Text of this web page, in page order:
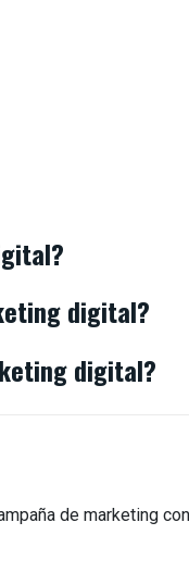
digital?
digital?
de marketing